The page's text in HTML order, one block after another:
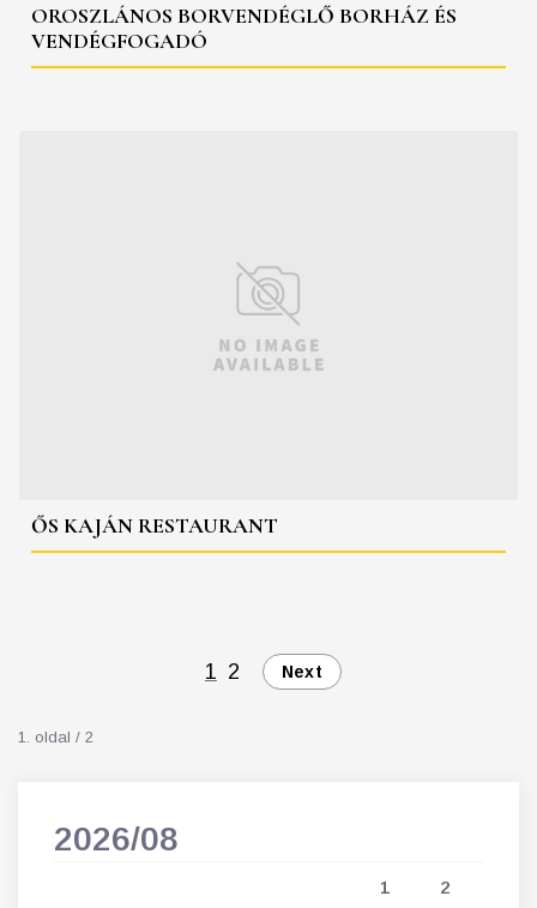
OROSZLÁNOS BORVENDÉGLŐ BORHÁZ ÉS
VENDÉGFOGADÓ
ŐS KAJÁN RESTAURANT
1 2 Next
1. oldal / 2
2026/08
1 2